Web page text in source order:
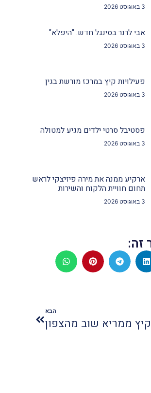
3 באוגוסט 2026
אבי לרנר בסינגל חדש: "היפלא"
3 באוגוסט 2026
פעילויות קיץ במרכז מורשת בגין
3 באוגוסט 2026
פסטיבל סרטי ילדים מגיע למטולה
3 באוגוסט 2026
ארקיע ממנה את מירה פיזיצקי לראש
תחום חוויית הלקוח והשירות
3 באוגוסט 2026
זה:
הבא
ממריא שוב מהצפון